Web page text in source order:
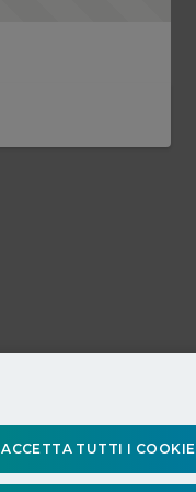
ACCETTA TUTTI I COOKIE